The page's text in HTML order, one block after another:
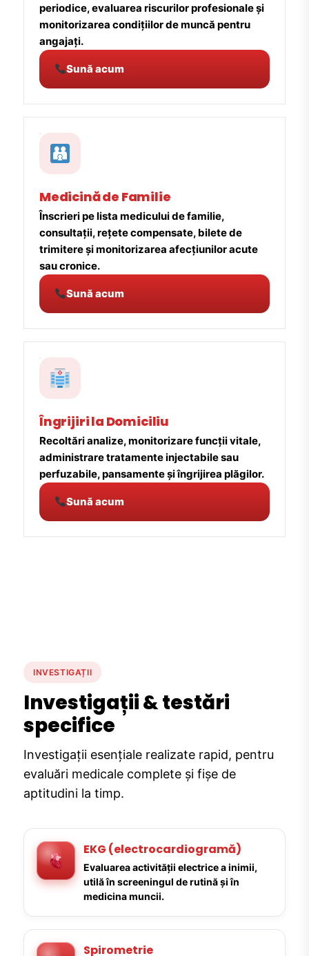
periodice, evaluarea riscurilor profesionale și
monitorizarea condițiilor de muncă pentru
angajați.
Sună acum
Medicină de Familie
Înscrieri pe lista medicului de familie,
consultații, rețete compensate, bilete de
trimitere și monitorizarea afecțiunilor acute
sau cronice.
Sună acum
Îngrijiri la Domiciliu
Recoltări analize, monitorizare funcții vitale,
administrare tratamente injectabile sau
perfuzabile, pansamente și îngrijirea plăgilor.
Sună acum
INVESTIGAȚII
Investigații & testări
specifice
Investigații esențiale realizate rapid, pentru
evaluări medicale complete și fișe de
aptitudini la timp.
EKG (electrocardiogramă)
Evaluarea activității electrice a inimii,
utilă în screeningul de rutină și în
medicina muncii.
Spirometrie